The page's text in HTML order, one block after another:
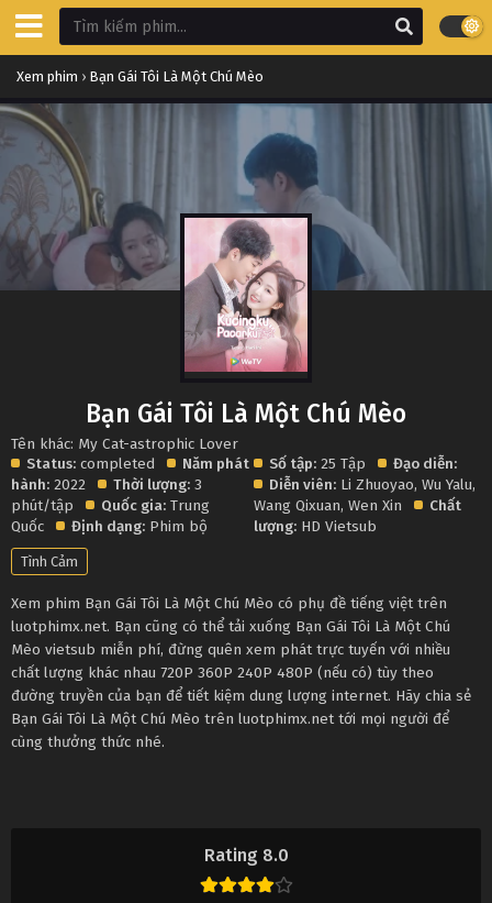
Xem phim › Bạn Gái Tôi Là Một Chú Mèo
Rating 8.0
Bạn Gái Tôi Là Một Chú Mèo
Tên khác: My Cat-astrophic Lover
Status: completed
Năm phát
hành: 2022 Thời lượng: 3
phút/tập
Quốc gia: Trung
Quốc
Định dạng: Phim bộ
Số tập: 25 Tập
Đạo diễn:
Diễn viên: Li Zhuoyao,Wu Yalu,
Wang Qixuan,Wen Xin
Chất
lượng: HD Vietsub
Tình Cảm
Xem phim Bạn Gái Tôi Là Một Chú Mèo có phụ đề tiếng việt trên
luotphimx.net. Bạn cũng có thể tải xuống Bạn Gái Tôi Là Một Chú
Mèo vietsub miễn phí, đừng quên xem phát trực tuyến với nhiều
chất lượng khác nhau 720P 360P 240P 480P (nếu có) tùy theo
đường truyền của bạn để tiết kiệm dung lượng internet. Hãy chia sẻ
Bạn Gái Tôi Là Một Chú Mèo trên luotphimx.net tới mọi người để
cùng thưởng thức nhé.